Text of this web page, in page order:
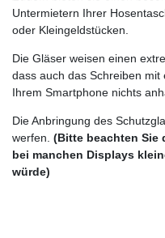
Untermietern Ihrer
oder Kleingeldstücken.
Die Gläser weisen einen
dass auch das Schreiben
Ihrem Smartphone nichts
Die Anbringung des
werfen. (Bitte beachten Sie
bei manchen Displays
würde)